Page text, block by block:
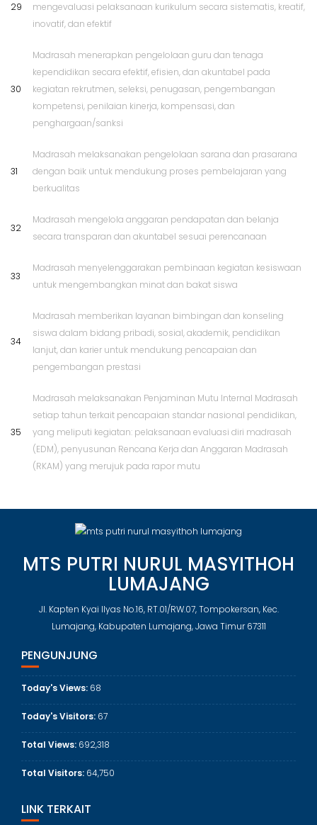
29
mengevaluasi pelaksanaan kurikulum secara sistematis, kreatif,
inovatif, dan efektif
30
Madrasah menerapkan pengelolaan guru dan tenaga
kependidikan secara efektif, efisien, dan akuntabel pada
kegiatan rekrutmen, seleksi, penugasan, pengembangan
kompetensi, penilaian kinerja, kompensasi, dan
penghargaan/sanksi
31
Madrasah melaksanakan pengelolaan sarana dan prasarana
dengan baik untuk mendukung proses pembelajaran yang
berkualitas
32
Madrasah mengelola anggaran pendapatan dan belanja
secara transparan dan akuntabel sesuai perencanaan
33
Madrasah menyelenggarakan pembinaan kegiatan kesiswaan
untuk mengembangkan minat dan bakat siswa
34
Madrasah memberikan layanan bimbingan dan konseling
siswa dalam bidang pribadi, sosial, akademik, pendidikan
lanjut, dan karier untuk mendukung pencapaian dan
pengembangan prestasi
35
Madrasah melaksanakan Penjaminan Mutu Internal Madrasah
setiap tahun terkait pencapaian standar nasional pendidikan,
yang meliputi kegiatan: pelaksanaan evaluasi diri madrasah
(EDM), penyusunan Rencana Kerja dan Anggaran Madrasah
(RKAM) yang merujuk pada rapor mutu
MTS PUTRI NURUL MASYITHOH
LUMAJANG
Jl. Kapten Kyai Ilyas No.16, RT.01/RW.07, Tompokersan, Kec.
Lumajang, Kabupaten Lumajang, Jawa Timur 67311
PENGUNJUNG
Today's Views: 68
Today's Visitors: 67
Total Views: 692,318
Total Visitors: 64,750
LINK TERKAIT